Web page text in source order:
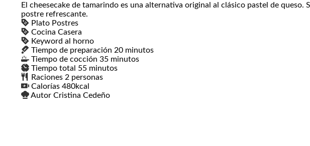
El cheesecake de tamarindo es una alternativa original al clásico pastel de
postre refrescante.
Plato Postres
Cocina Casera
Keyword al horno
Tiempo de preparación 20 minutos
minutos
Tiempo de cocción 35 minutos
minutos
Tiempo total 55 minutos
minutos
Raciones 2 personas
Calorías 480kcal
Autor Cristina Cedeño